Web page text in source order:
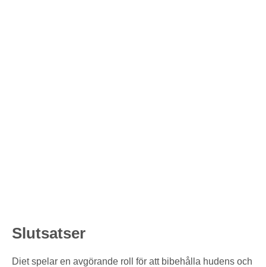
Slutsatser
Diet spelar en avgörande roll för att bibehålla hudens och